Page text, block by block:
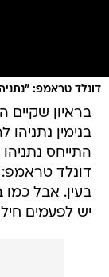
דונלד טראמפ:
בראיון
התייחס
בעין. אבל
יש לפעמים